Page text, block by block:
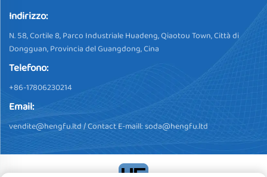
Indirizzo:
N. 58, Cortile 8, Parco Industriale Huadeng, Qiaotou Town, Città di
Dongguan, Provincia del Guangdong, Cina
Telefono:
+86-17806230214
Email:
vendite@hengfu.ltd/ Contact E-maill:soda@hengfu.ltd